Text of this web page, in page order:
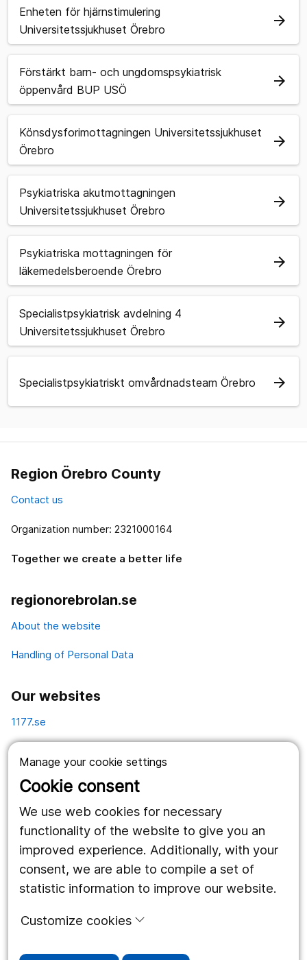
Manage your cookie settings
Cookie consent
We use web cookies for necessary
functionality of the website to give you an
improved experience. Additionally, with your
consent, we are able to compile a set of
statistic information to improve our website.
Customize cookies
Enheten för hjärnstimulering
Universitetssjukhuset Örebro
arrow_forward
Förstärkt barn- och ungdomspsykiatrisk
öppenvård BUP USÖ
arrow_forward
Könsdysforimottagningen Universitetssjukhuset
Örebro
arrow_forward
Psykiatriska akutmottagningen
Universitetssjukhuset Örebro
arrow_forward
Psykiatriska mottagningen för
läkemedelsberoende Örebro
arrow_forward
Specialistpsykiatrisk avdelning 4
Universitetssjukhuset Örebro
arrow_forward
Specialistpsykiatriskt omvårdnadsteam Örebro arrow_forward
Region Örebro County
Contact us
Organization number: 2321000164
Together we create a better life
regionorebrolan.se
About the website
Handling of Personal Data
Our websites
1177.se
Vårdgivare
Utveckling
Follow us
Facebook